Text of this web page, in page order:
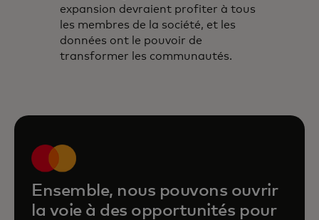
expansion devraient profiter à tous
les membres de la société, et les
données ont le pouvoir de
transformer les communautés.
Ensemble, nous pouvons ouvrir
la voie à des opportunités pour